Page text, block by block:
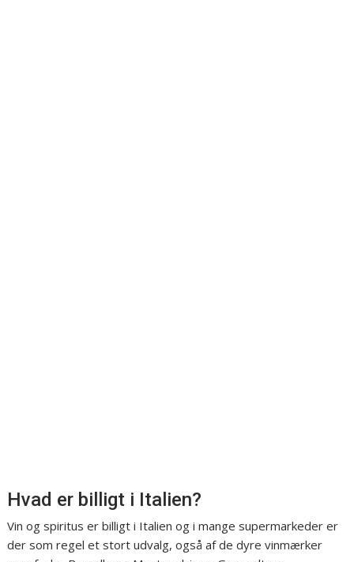
Hvad er billigt i Italien?
Vin og spiritus er billigt i Italien og i mange supermarkeder er
der som regel et stort udvalg, også af de dyre vinmærker